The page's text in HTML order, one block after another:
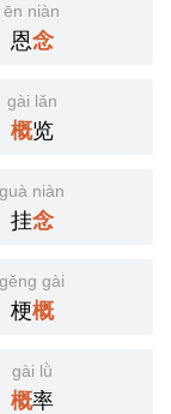
ēn niàn
恩念
gài lǎn
概览
guà niàn
挂念
gěng gài
梗概
gài lǜ
概率